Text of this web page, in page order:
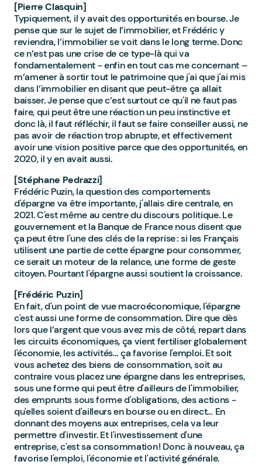
[Pierre Clasquin]
Typiquement, il y avait des opportunités en bourse. Je
pense que sur le sujet de l’immobilier, et Frédéric y
reviendra, l’immobilier se voit dans le long terme. Donc
ce n’est pas une crise de ce type-là qui va
fondamentalement - enfin en tout cas me concernant –
m’amener à sortir tout le patrimoine que j'ai que j'ai mis
dans l’immobilier en disant que peut-être ça allait
baisser. Je pense que c’est surtout ce qu'il ne faut pas
faire, qui peut être une réaction un peu instinctive et
donc là, il faut réfléchir, il faut se faire conseiller aussi, ne
pas avoir de réaction trop abrupte, et effectivement
avoir une vision positive parce que des opportunités, en
2020, il y en avait aussi.
[Stéphane Pedrazzi]
Frédéric Puzin, la question des comportements
d'épargne va être importante, j'allais dire centrale, en
2021. C'est même au centre du discours politique. Le
gouvernement et la Banque de France nous disent que
ça peut être l'une des clés de la reprise : si les Français
utilisent une partie de cette épargne pour consommer,
ce serait un moteur de la relance, une forme de geste
citoyen. Pourtant l'épargne aussi soutient la croissance.
[Frédéric Puzin]
En fait, d'un point de vue macroéconomique, l'épargne
c'est aussi une forme de consommation. Dire que dès
lors que l’argent que vous avez mis de côté, repart dans
les circuits économiques, ça vient fertiliser globalement
l'économie, les activités… ça favorise l'emploi. Et soit
vous achetez des biens de consommation, soit au
contraire vous placez une épargne dans les entreprises,
sous une forme qui peut être d'ailleurs de l'immobilier,
des emprunts sous forme d'obligations, des actions -
qu'elles soient d'ailleurs en bourse ou en direct… En
donnant des moyens aux entreprises, cela va leur
permettre d'investir. Et l'investissement d'une
entreprise, c'est sa consommation ! Donc à nouveau, ça
favorise l'emploi, l'économie et l'activité générale.